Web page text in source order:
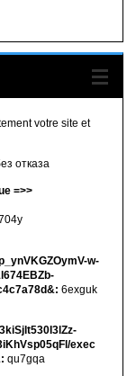
votre site et
отказа
=>>
w-
6exguk
exec
qu7gqa